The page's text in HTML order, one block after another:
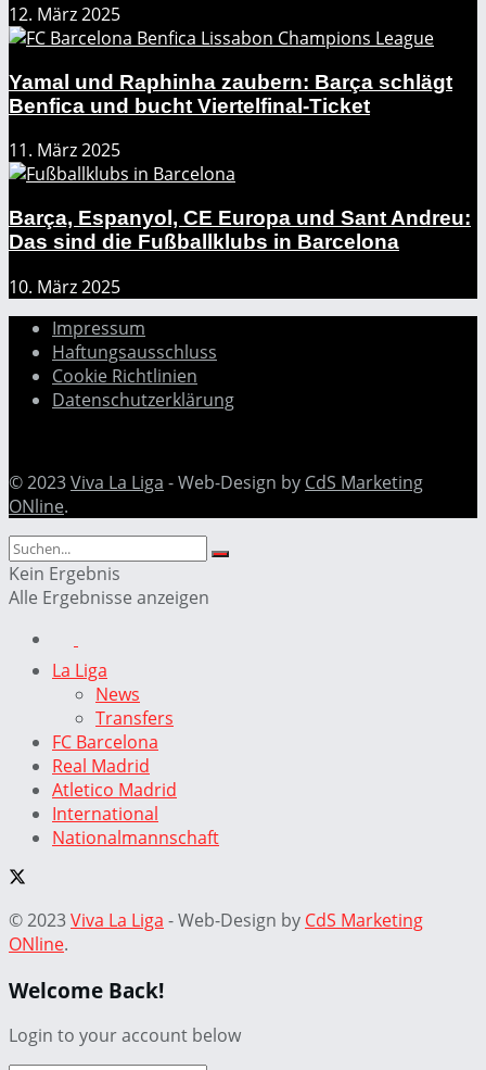
12. März 2025
Yamal und Raphinha zaubern: Barça schlägt
Benfica und bucht Viertelfinal-Ticket
11. März 2025
Barça, Espanyol, CE Europa und Sant Andreu:
Das sind die Fußballklubs in Barcelona
10. März 2025
Impressum
Haftungsausschluss
Cookie Richtlinien
Datenschutzerklärung
© 2023Viva La Liga - Web-Design by CdS Marketing
ONline.
Kein Ergebnis
Alle Ergebnisse anzeigen
La Liga
News
Transfers
FC Barcelona
Real Madrid
Atletico Madrid
International
Nationalmannschaft
© 2023Viva La Liga - Web-Design by CdS Marketing
ONline.
Welcome Back!
Login to your account below